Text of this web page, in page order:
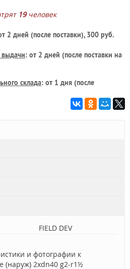
19человек
2 дней (после поставки), 300 руб.
выдачи: от 2 дней (после поставки на
склада: от 1 дня (после
FIELD DEV
и фотографии к
(наруж) 2xdn40 g2-r1½